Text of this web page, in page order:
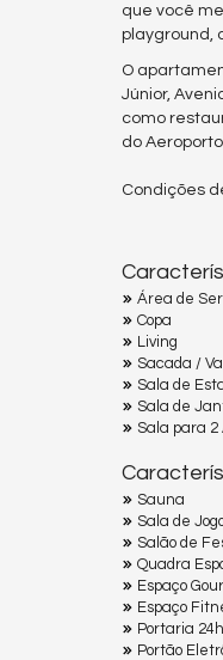
que você
playground,
O
Júnior,
como
do
Condições
Área de
Copa
Living
Sacada /
Sala de
Sala de
Sala para
Sauna
Sala de
Salão de
Quadra
Espaço
Espaço
Portaria 24h
Portão